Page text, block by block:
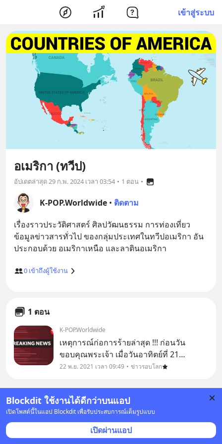
เข้าสู่ระบบ
Blockdit ใช้งานได้ดีกว่าบนแอป
เปิดโพสต์นี้ในแอป Blockdit เพื่อรับประสบการณ์เต็มรูปแบบ
เปิดผ่านแอป
อเมริกา (ทวีป)
อัปเดตล่าสุด29 ก.พ. 2024 เวลา 03:54 • 1 ตอน •
K-POP.Worldwide • ติดตาม
เรื่องราวประวัติศาสตร์ ศิลปวัฒนธรรม การท่องเที่ยว
ข้อมูลข่าวสารทั่วไป ของกลุ่มประเทศในทวีปอเมริกา อัน
0 เข้าถึงผู้ใช้งาน
1 ตอน
K-POP.Worldwide
เหตุการณ์ก่อการร้ายล่าสุด !!! ก่อนวัน
ขอบคุณพระเจ้า เมื่อวันอาทิตย์ที่ 21
พฤศจิกายนที่ผ่านมานี้ ได้มีเหตุรถเอสยูวีขับ
เมือง “วอคีชา” (Waukesha) ในรัฐ
วิสคอนซิน (Wisconsi
22 พ.ย. 2021 เวลา 09:49 ข่าวรอบโลก